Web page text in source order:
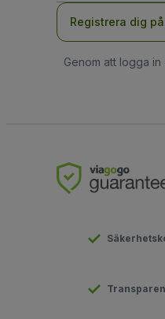
Registrera dig
Genom att logga